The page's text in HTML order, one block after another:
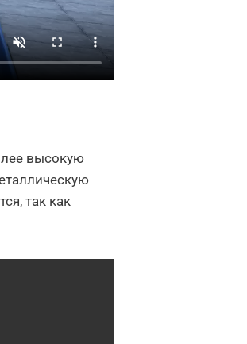
высокую
так как